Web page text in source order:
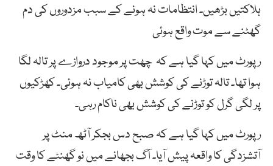
ہلاکتیں بڑھیں۔ انتظامات نہ ہونے کے سبب مزدوروں کی دم
گھٹنے سے موت واقع ہوئی
رپورٹ میں کہا گیا ہے کہ چھت پر موجود دروازے پر تالہ لگا
ہوا تھا۔ تالہ توڑنے کی کوشش بھی کامیاب نہ ہوئی۔ کھڑکیوں
پر لگی گرل کو توڑنے کی کوشش بھی ناکام رہی۔
رپورٹ میں کہا گیا ہے کہ صبح دس بجکر آٹھ منٹ پر
آتشزدگی کا واقعہ پیش آیا۔ آگ بجھانے میں نو گھنٹے کا وقت